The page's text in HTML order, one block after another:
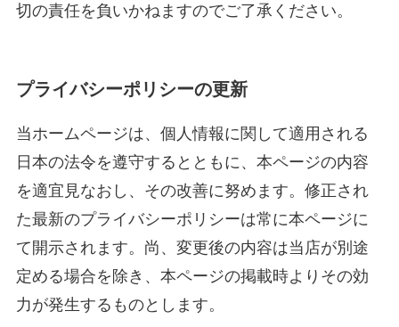
切の責任を負いかねますのでご了承ください。
プライバシーポリシーの更新
当ホームページは、個人情報に関して適用される
日本の法令を遵守するとともに、本ページの内容
を適宜見なおし、その改善に努めます。修正され
た最新のプライバシーポリシーは常に本ページに
て開示されます。尚、変更後の内容は当店が別途
定める場合を除き、本ページの掲載時よりその効
力が発生するものとします。